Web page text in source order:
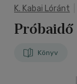
K. Kabai Lóránt
Próbaidő
Könyv